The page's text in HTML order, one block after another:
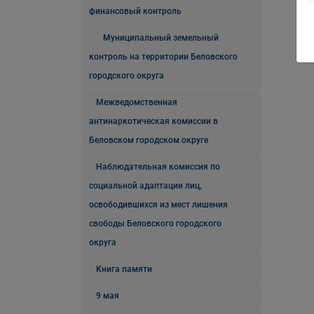
финансовый контроль
Муниципальный земельный
контроль на территории Беловского
городского округа
Межведомственная
антинаркотическая комиссии в
Беловском городском округе
Наблюдательная комиссия по
социальной адаптации лиц,
освободившихся из мест лишения
свободы Беловского городского
округа
Книга памяти
9 мая